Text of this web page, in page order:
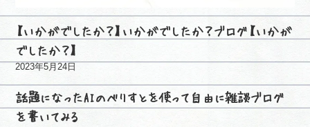
【いかがでしたか？】いかがでしたか？ブログ【いかが
でしたか？】
2023年5月24日
話題になったAIのべりすとを使って自由に雑談ブログ
を書いてみる